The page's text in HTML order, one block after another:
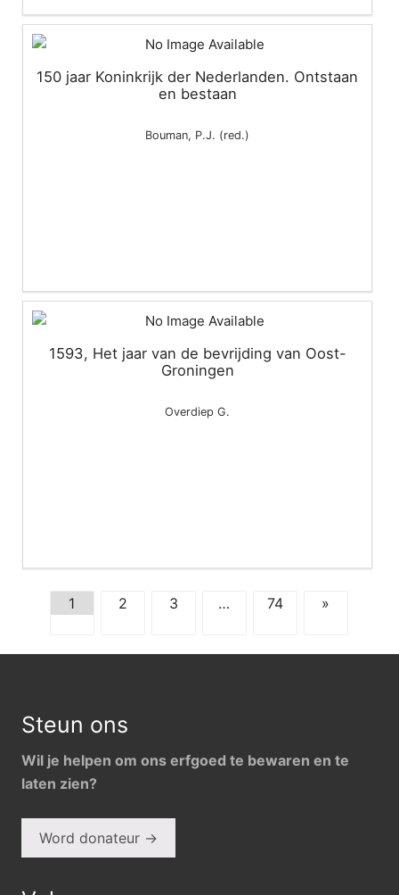
150 jaar Koninkrijk der Nederlanden. Ontstaan
en bestaan
Bouman, P.J. (red.)
1593, Het jaar van de bevrijding van Oost-
Groningen
Overdiep G.
1 2 3 … 74 »
Steun ons
Wil je helpen om ons erfgoed te bewaren en te
laten zien?
Word donateur →